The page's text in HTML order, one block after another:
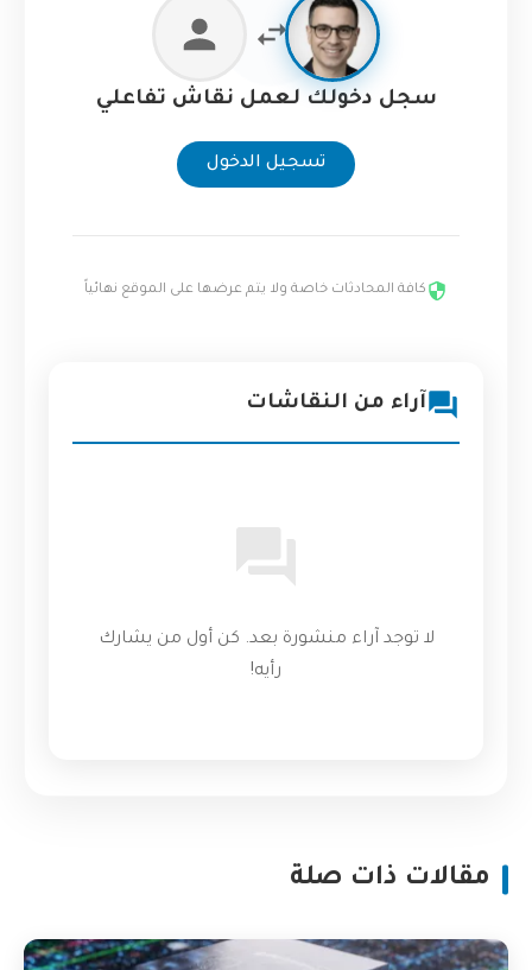
سجل دخولك لعمل نقاش تفاعلي
تسجيل الدخول
كافة المحادثات خاصة ولا يتم عرضها على الموقع نهائياً
آراء من النقاشات
لا توجد آراء منشورة بعد. كن أول من يشارك
رأيه!
مقالات ذات صلة